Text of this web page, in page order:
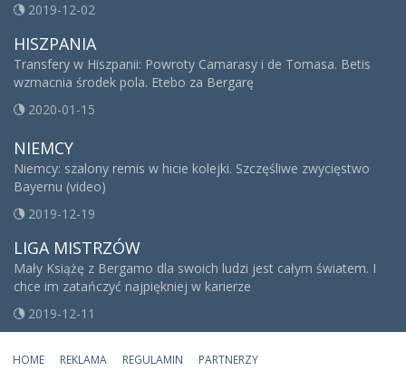
2019-12-02
HISZPANIA
Transfery w Hiszpanii: Powroty Camarasy i de Tomasa. Betis
wzmacnia środek pola. Etebo za Bergarę
2020-01-15
NIEMCY
Niemcy: szalony remis w hicie kolejki. Szczęśliwe zwycięstwo
Bayernu (video)
2019-12-19
LIGA MISTRZÓW
Mały Książę z Bergamo dla swoich ludzi jest całym światem. I
chce im zatańczyć najpiękniej w karierze
2019-12-11
HOME REKLAMA REGULAMIN PARTNERZY